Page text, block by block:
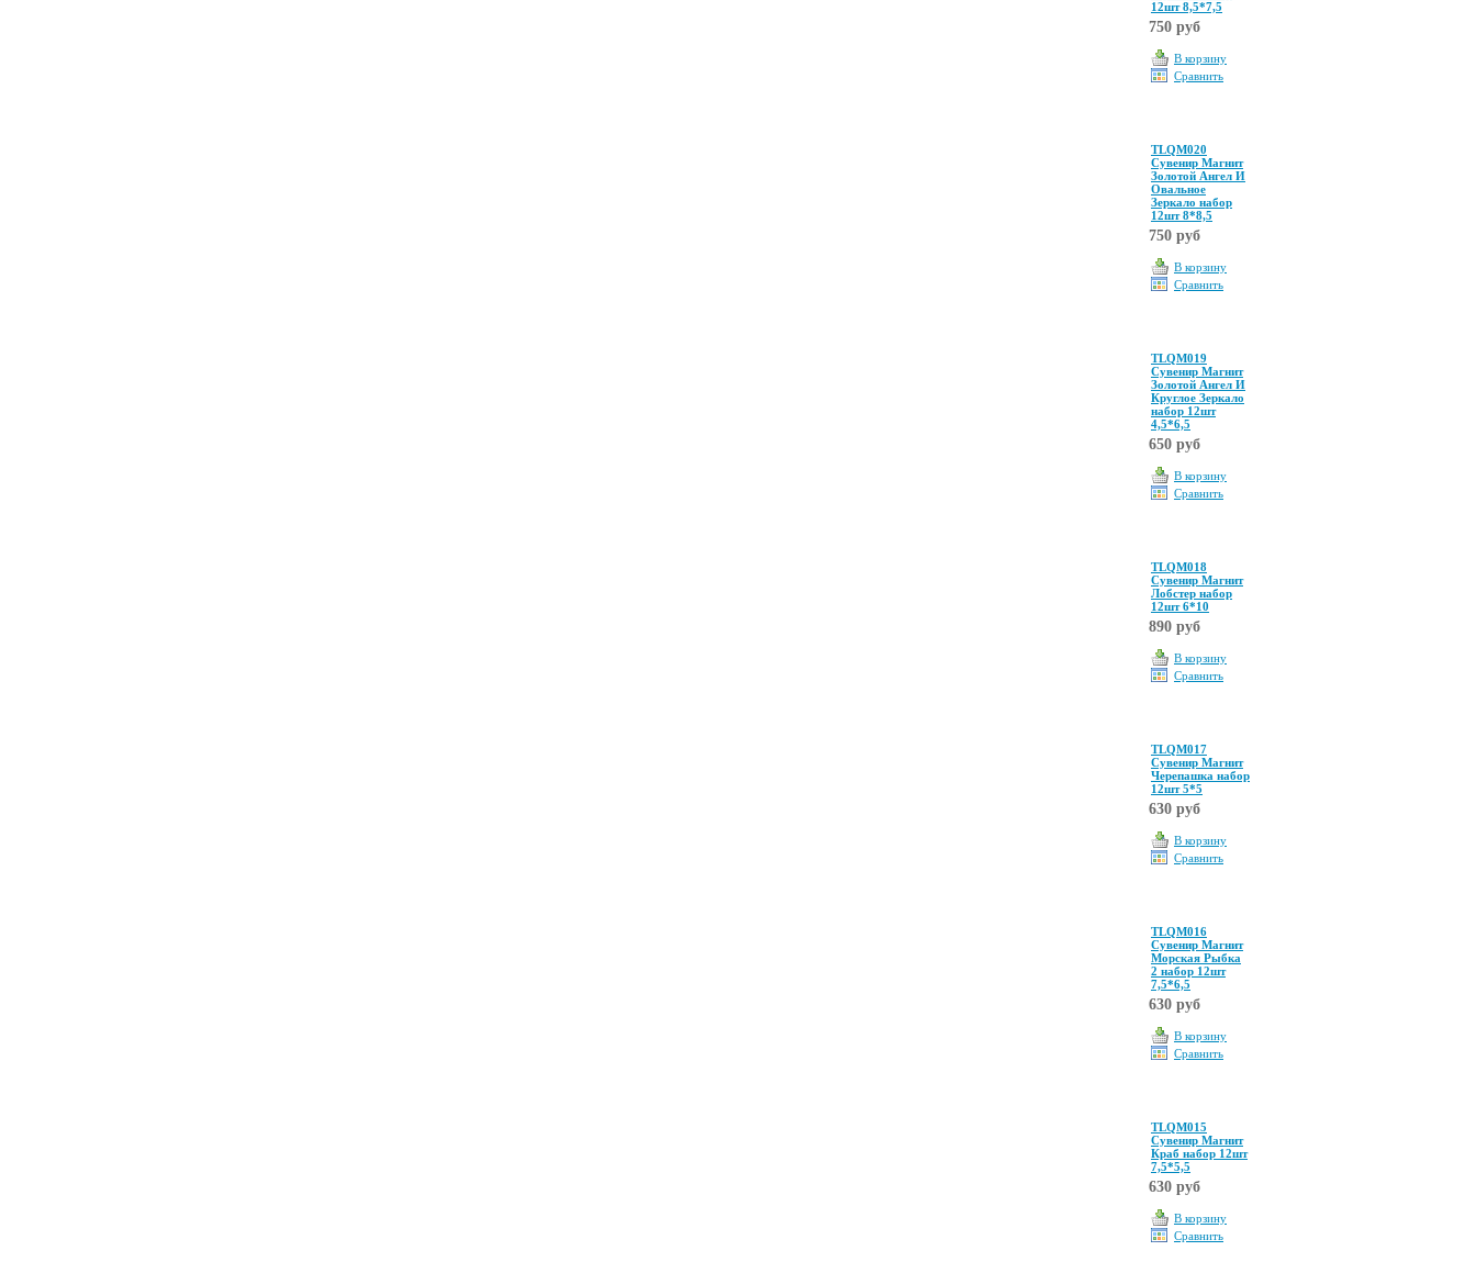
12шт 8,5*7,5
750 руб
В корзину
Сравнить
TLQM020
Сувенир Магнит
Золотой Ангел И
Овальное
Зеркало набор
12шт 8*8,5
750 руб
В корзину
Сравнить
TLQM019
Сувенир Магнит
Золотой Ангел И
Круглое Зеркало
набор 12шт
4,5*6,5
650 руб
В корзину
Сравнить
TLQM018
Сувенир Магнит
Лобстер набор
12шт 6*10
890 руб
В корзину
Сравнить
TLQM017
Сувенир Магнит
Черепашка набор
12шт 5*5
630 руб
В корзину
Сравнить
TLQM016
Сувенир Магнит
Морская Рыбка
2 набор 12шт
7,5*6,5
630 руб
В корзину
Сравнить
TLQM015
Сувенир Магнит
Краб набор 12шт
7,5*5,5
630 руб
В корзину
Сравнить